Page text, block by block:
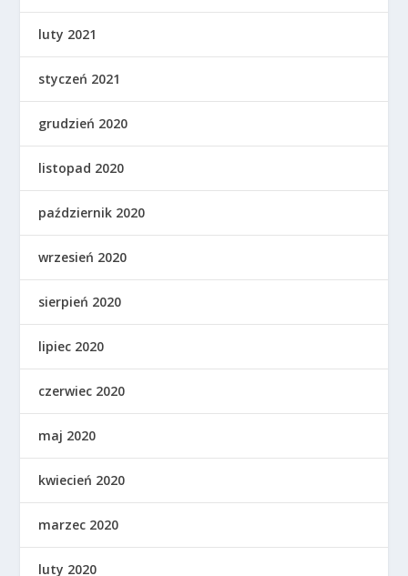
luty 2021
styczeń 2021
grudzień 2020
listopad 2020
październik 2020
wrzesień 2020
sierpień 2020
lipiec 2020
czerwiec 2020
maj 2020
kwiecień 2020
marzec 2020
luty 2020